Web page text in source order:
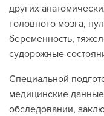
других
головного мозга,
беременность,
судорожные
Специальной
медицинские
обследовании,